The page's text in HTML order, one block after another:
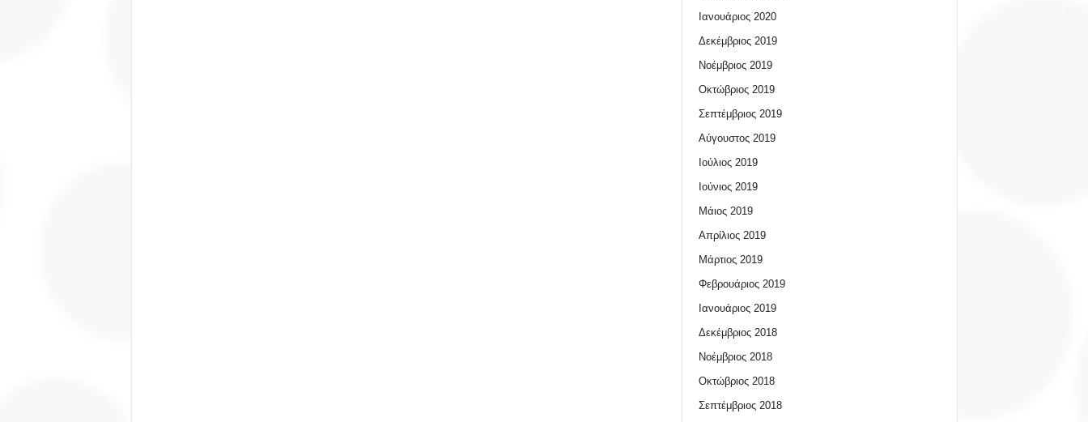
Ιανουάριος 2020
Δεκέμβριος 2019
Νοέμβριος 2019
Οκτώβριος 2019
Σεπτέμβριος 2019
Αύγουστος 2019
Ιούλιος 2019
Ιούνιος 2019
Μάιος 2019
Απρίλιος 2019
Μάρτιος 2019
Φεβρουάριος 2019
Ιανουάριος 2019
Δεκέμβριος 2018
Νοέμβριος 2018
Οκτώβριος 2018
Σεπτέμβριος 2018